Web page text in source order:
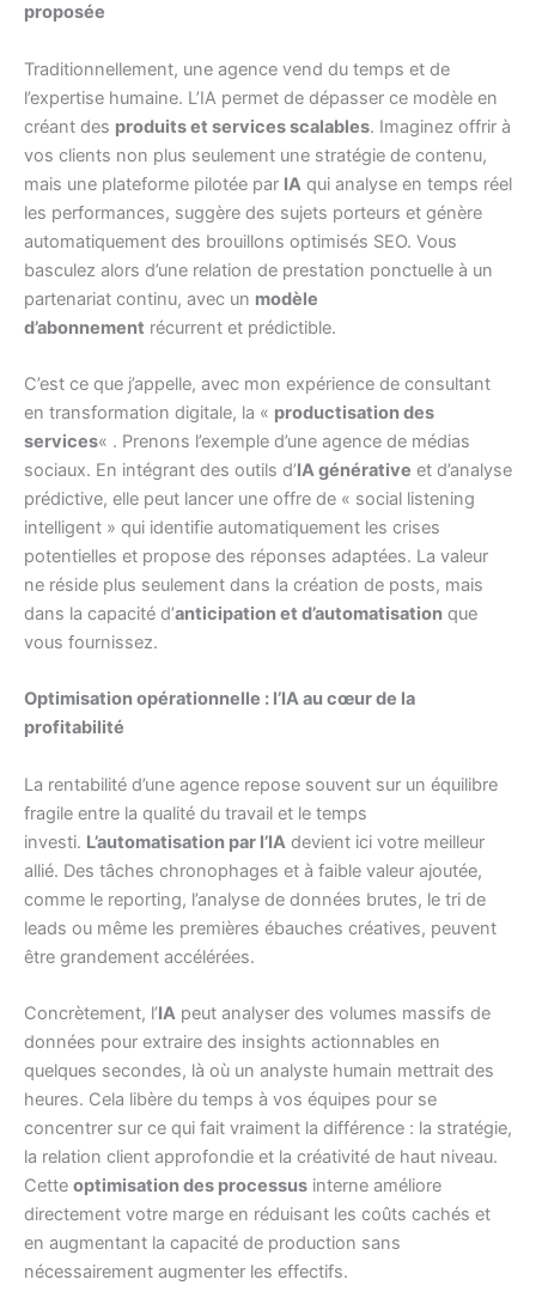
proposée
Traditionnellement, une agence vend du temps et de
l’expertise humaine. L’IA permet de dépasser ce modèle en
créant des produits et services scalables. Imaginez offrir à
vos clients non plus seulement une stratégie de contenu,
mais une plateforme pilotée par IA qui analyse en temps réel
les performances, suggère des sujets porteurs et génère
automatiquement des brouillons optimisés SEO. Vous
basculez alors d’une relation de prestation ponctuelle à un
partenariat continu, avec un modèle
d’abonnement récurrent et prédictible.
C’est ce que j’appelle, avec mon expérience de consultant
en transformation digitale, la « productisation des
services« . Prenons l’exemple d’une agence de médias
sociaux. En intégrant des outils d’IA générative et d’analyse
prédictive, elle peut lancer une offre de « social listening
intelligent » qui identifie automatiquement les crises
potentielles et propose des réponses adaptées. La valeur
ne réside plus seulement dans la création de posts, mais
dans la capacité d’anticipation et d’automatisation que
vous fournissez.
Optimisation opérationnelle : l’IA au cœur de la
profitabilité
La rentabilité d’une agence repose souvent sur un équilibre
fragile entre la qualité du travail et le temps
investi. L’automatisation par l’IA devient ici votre meilleur
allié. Des tâches chronophages et à faible valeur ajoutée,
comme le reporting, l’analyse de données brutes, le tri de
leads ou même les premières ébauches créatives, peuvent
être grandement accélérées.
Concrètement, l’IA peut analyser des volumes massifs de
données pour extraire des insights actionnables en
quelques secondes, là où un analyste humain mettrait des
heures. Cela libère du temps à vos équipes pour se
concentrer sur ce qui fait vraiment la différence : la stratégie,
la relation client approfondie et la créativité de haut niveau.
Cette optimisation des processus interne améliore
directement votre marge en réduisant les coûts cachés et
en augmentant la capacité de production sans
nécessairement augmenter les effectifs.